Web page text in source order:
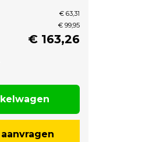
€ 63,31
€ 99,95
€ 163,26